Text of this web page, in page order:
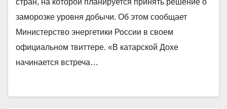
заморозке уровня добычи. Об этом сообщает
Министерство энергетики России в своем
официальном твиттере. «В катарской Дохе
начинается встреча…